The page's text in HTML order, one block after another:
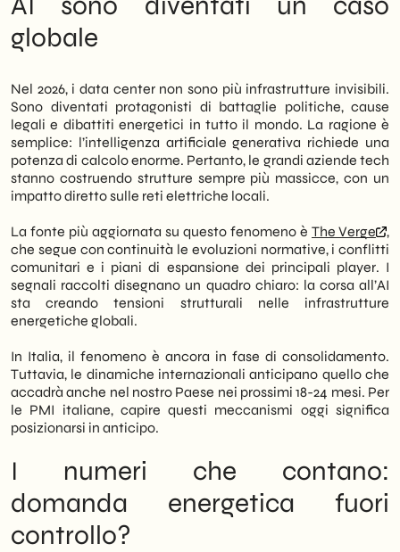
ridefiniscono il mercato
Implicazioni operative per le PMI italiane
B2B
una strategia coerente
Prospettive 2027-2028: dove si sposta il
centro di gravità
43% degli americani li indica come causa
principale dell’aumento delle bollette. In
Utah è stato approvato un progetto da
Pertanto, il tema non è più solo tecnologico:
è politico, ambientale e sociale.
In Europa la situazione evolve rapidamente.
Nuove normative impongono survey
obbligatorie sui consumi energetici dei data
center. Di conseguenza, le aziende che
rivolgono come fornitori — devono
prepararsi a un quadro regolatorio più
stringente. Inoltre, la pressione sulle reti
elettriche locali apre spazi di business
inediti per PMI specializzate in energia,
infrastrutture e servizi digitali.
Noi diSHM Studiomonitoriamo queste
dinamiche per aiutare le PMI italiane B2B a
intercettare le opportunità emergenti. In
questo articolo analizziamo i numeri che
contano, la lettura strategica del fenomeno
opera — o vuole operare — nella filiera dei
data center AI.
globale
Nel 2026, i data center non sono più infrastrutture invisibili.
Sono diventati protagonisti di battaglie politiche, cause
legali e dibattiti energetici in tutto il mondo. La ragione è
semplice: l’intelligenza artificiale generativa richiede una
potenza di calcolo enorme. Pertanto, le grandi aziende tech
stanno costruendo strutture sempre più massicce, con un
impatto diretto sulle reti elettriche locali.
La fonte più aggiornata su questo fenomeno è The Verge
,
che segue con continuità le evoluzioni normative, i conflitti
comunitari e i piani di espansione dei principali player. I
segnali raccolti disegnano un quadro chiaro: la corsa all’AI
sta creando tensioni strutturali nelle infrastrutture
energetiche globali.
In Italia, il fenomeno è ancora in fase di consolidamento.
Tuttavia, le dinamiche internazionali anticipano quello che
accadrà anche nel nostro Paese nei prossimi 18-24 mesi. Per
le PMI italiane, capire questi meccanismi oggi significa
posizionarsi in anticipo.
I numeri che contano:
domanda energetica fuori
controllo?